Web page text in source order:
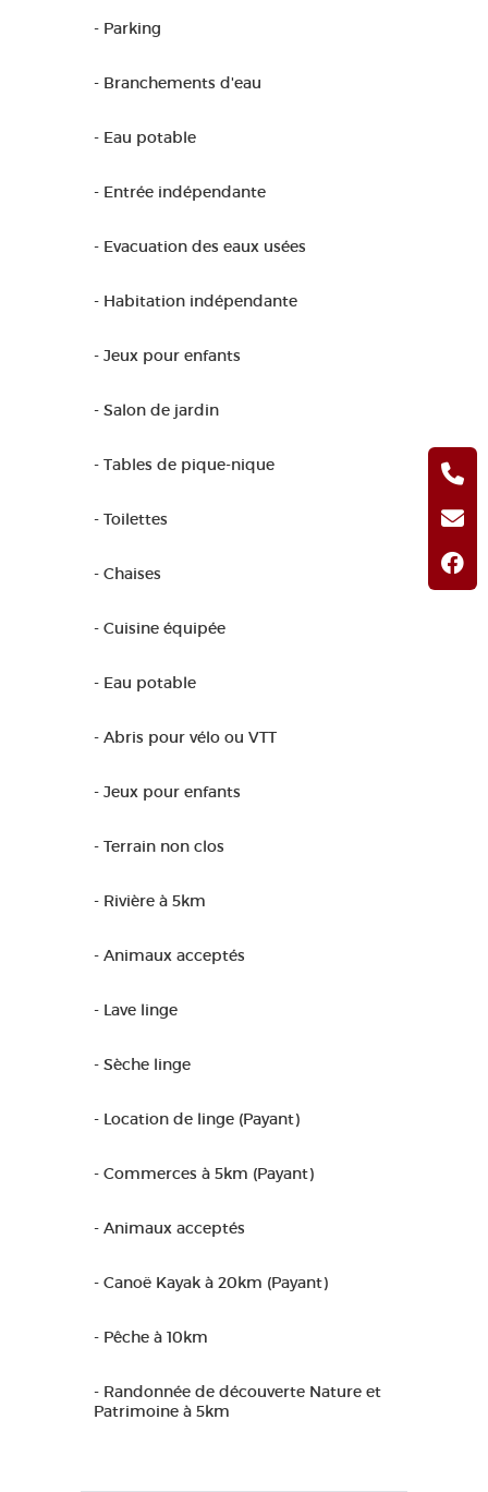
- Parking
- Branchements d'eau
- Eau potable
- Entrée indépendante
- Evacuation des eaux usées
- Habitation indépendante
- Jeux pour enfants
- Salon de jardin
- Tables de pique-nique
- Toilettes
- Chaises
- Cuisine équipée
- Eau potable
- Abris pour vélo ou VTT
- Jeux pour enfants
- Terrain non clos
- Rivière à 5km
- Animaux acceptés
- Lave linge
- Sèche linge
- Location de linge (Payant)
- Commerces à 5km (Payant)
- Animaux acceptés
- Canoë Kayak à 20km (Payant)
- Pêche à 10km
- Randonnée de découverte Nature et
Patrimoine à 5km